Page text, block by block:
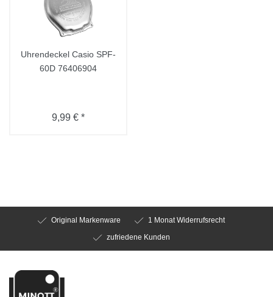
Uhrendeckel Casio SPF-
60D 76406904
9,99 € *
Original Markenware
1 Monat Widerrufsrecht
zufriedene Kunden